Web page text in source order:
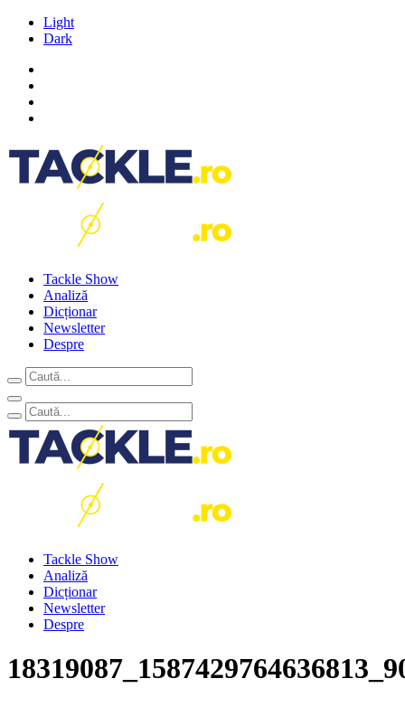
Light
Dark
Tackle Show
Analiză
Dicționar
Newsletter
Despre
Tackle Show
Analiză
Dicționar
Newsletter
Despre